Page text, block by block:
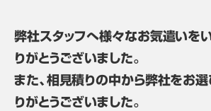
弊社スタッフへ様々なお気遣いを
りがとうございました。
また、相見積りの中から弊社をお選
りがとうございました。